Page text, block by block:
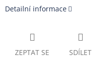
Detailní informace
ZEPTAT SE SDÍLET